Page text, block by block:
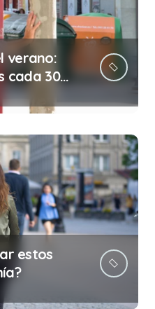
verano:
cada 30
(y la
costar
estos